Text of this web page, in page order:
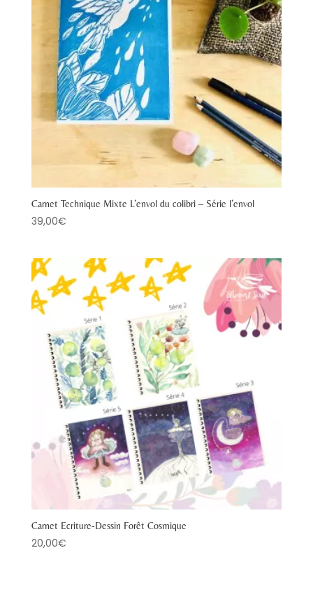
Carnet Technique Mixte L’envol du colibri – Série l’envol
39,00€
Carnet Ecriture-Dessin Forêt Cosmique
20,00€